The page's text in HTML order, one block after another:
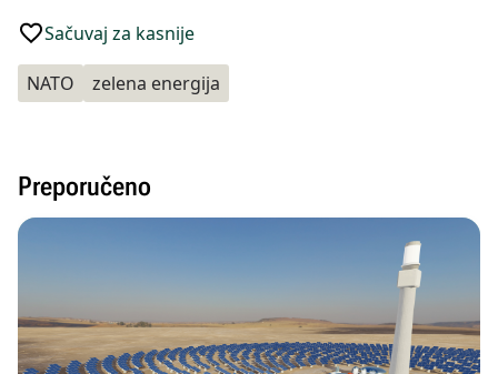
Sačuvaj za kasnije
NATO zelena energija
Preporučeno